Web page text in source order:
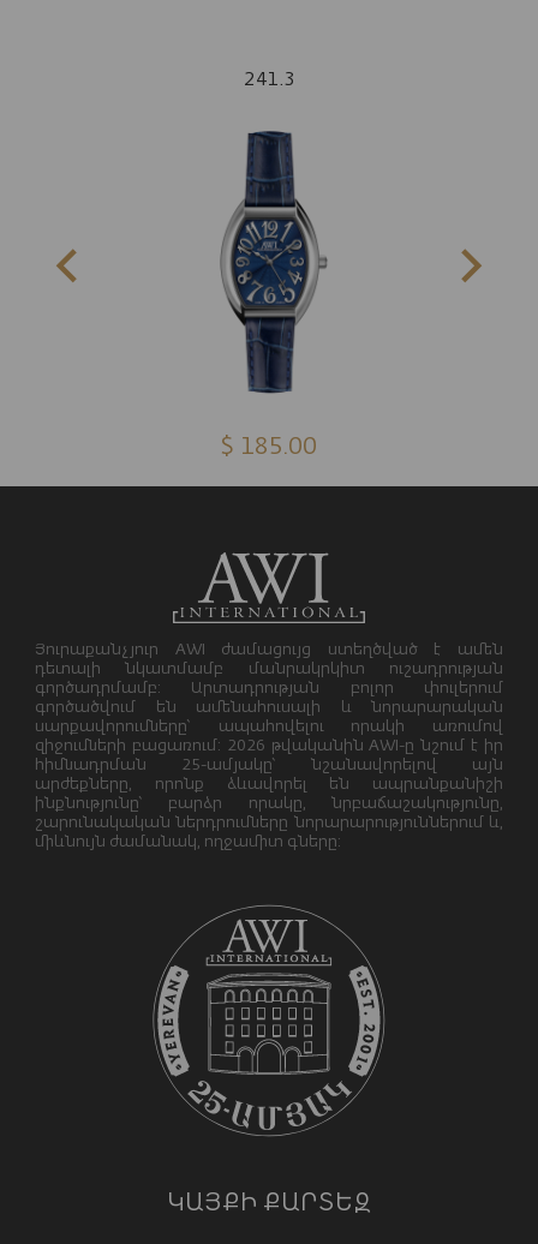
241.3
$ 185.00
Յուրաքանչյուր AWI ժամացույց ստեղծված է ամեն
դետալի նկատմամբ մանրակրկիտ ուշադրության
գործադրմամբ: Արտադրության բոլոր փուլերում
գործածվում են ամենահուսալի և նորարարական
սարքավորումները՝ ապահովելու որակի առումով
զիջումների բացառում: 2026 թվականին AWI-ը նշում է իր
հիմնադրման 25-ամյակը՝ նշանավորելով այն
արժեքները, որոնք ձևավորել են ապրանքանիշի
ինքնությունը՝ բարձր որակը, նրբաճաշակությունը,
շարունակական ներդրումները նորարարություններում և,
միևնույն ժամանակ, ողջամիտ գները:
ԿԱՅՔԻ ՔԱՐՏԵԶ